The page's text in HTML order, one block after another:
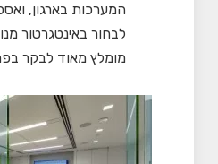
המערכות בארגון,
לבחור באינטגרטור
מומלץ מאוד לבקר